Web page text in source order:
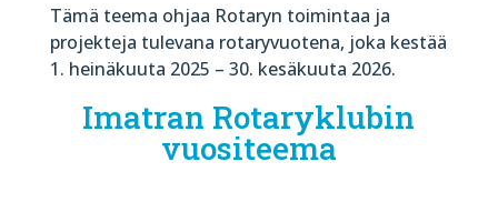
Tämä teema ohjaa Rotaryn toimintaa ja
projekteja tulevana rotaryvuotena, joka kestää
1. heinäkuuta 2025 – 30. kesäkuuta 2026.
Imatran Rotaryklubin
vuositeema